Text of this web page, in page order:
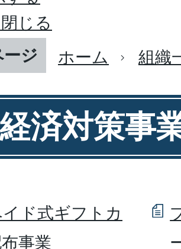
じる
ジ
ホーム 組織
済対策事
ド式ギフトカ
事業